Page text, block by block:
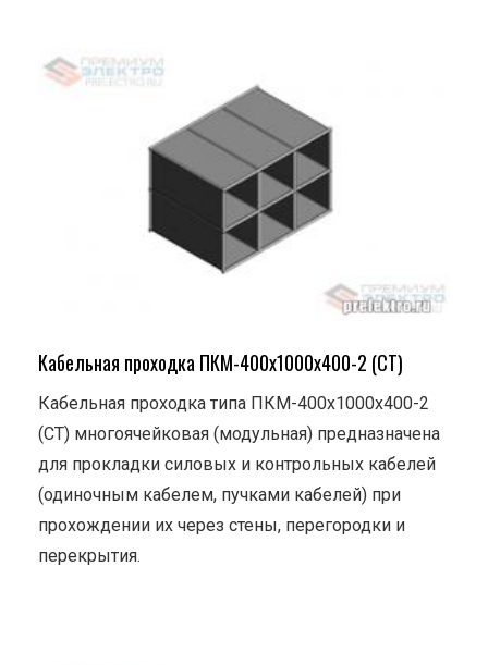
Кабельная проходка ПКМ-400х1000х400-2 (СТ)
Кабельная проходка типа ПКМ-400х1000х400-2
(СТ) многоячейковая (модульная) предназначена
для прокладки силовых и контрольных кабелей
(одиночным кабелем, пучками кабелей) при
прохождении их через стены, перегородки и
перекрытия.